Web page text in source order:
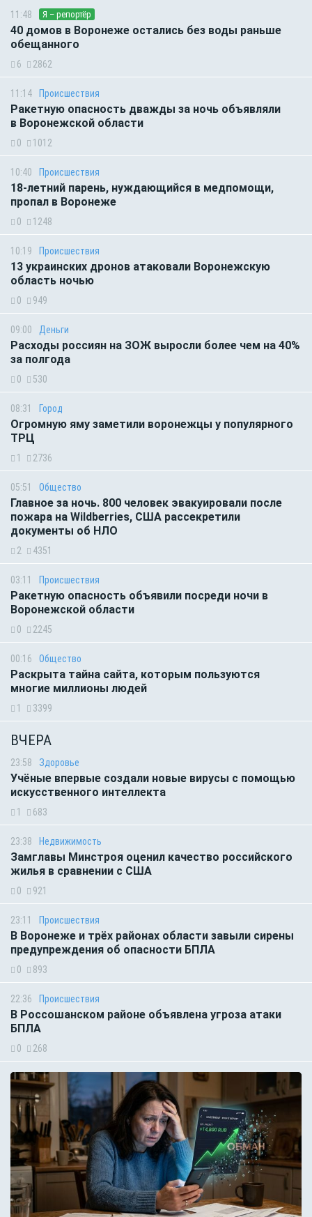
11:48 Я – репортёр
40 домов в Воронеже остались без воды раньше
обещанного
6 2862
11:14 Происшествия
Ракетную опасность дважды за ночь объявляли
в Воронежской области
0 1012
10:40 Происшествия
18-летний парень, нуждающийся в медпомощи,
пропал в Воронеже
0 1248
10:19 Происшествия
13 украинских дронов атаковали Воронежскую
область ночью
0 949
09:00 Деньги
Расходы россиян на ЗОЖ выросли более чем на 40%
за полгода
0 530
08:31 Город
Огромную яму заметили воронежцы у популярного
ТРЦ
1 2736
05:51 Общество
Главное за ночь. 800 человек эвакуировали после
пожара на Wildberries, США рассекретили
документы об НЛО
2 4351
03:11 Происшествия
Ракетную опасность объявили посреди ночи в
Воронежской области
0 2245
00:16 Общество
Раскрыта тайна сайта, которым пользуются
многие миллионы людей
1 3399
ВЧЕРА
23:58 Здоровье
Учёные впервые создали новые вирусы с помощью
искусственного интеллекта
1 683
23:38 Недвижимость
Замглавы Минстроя оценил качество российского
жилья в сравнении с США
0 921
23:11 Происшествия
В Воронеже и трёх районах области завыли сирены
предупреждения об опасности БПЛА
0 893
22:36 Происшествия
В Россошанском районе объявлена угроза атаки
БПЛА
0 268